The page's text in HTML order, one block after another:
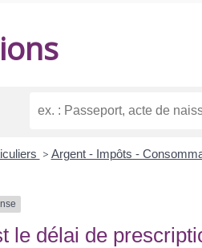
> Argent - Impôts -
le délai de